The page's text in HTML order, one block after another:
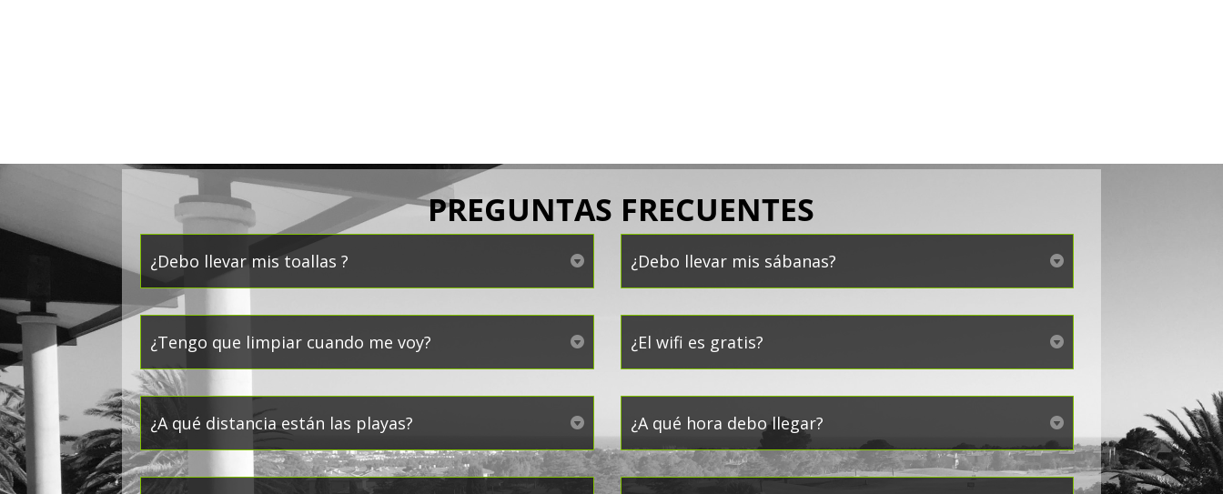
PREGUNTAS FRECUENTES
¿Debo llevar mis toallas ? ¿Debo llevar mis sábanas?
¿Tengo que limpiar cuando me voy? ¿El wifi es gratis?
¿A qué distancia están las playas? ¿A qué hora debo llegar?